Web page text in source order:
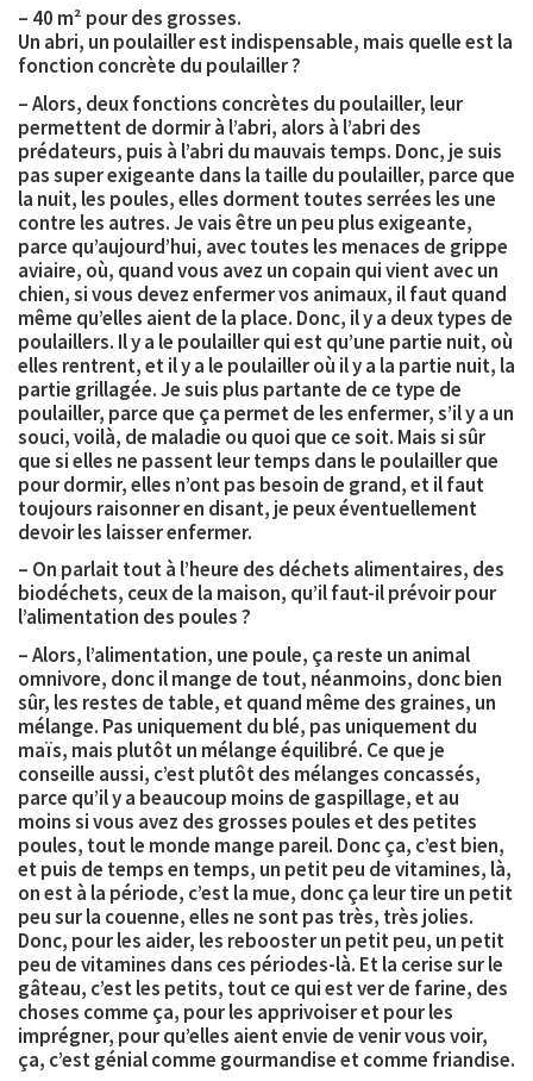
– 40 m² pour des grosses.
Un abri, un poulailler est indispensable, mais quelle est la
fonction concrète du poulailler ?
– Alors, deux fonctions concrètes du poulailler, leur
permettent de dormir à l’abri, alors à l’abri des
prédateurs, puis à l’abri du mauvais temps. Donc, je suis
pas super exigeante dans la taille du poulailler, parce que
la nuit, les poules, elles dorment toutes serrées les une
contre les autres. Je vais être un peu plus exigeante,
parce qu’aujourd’hui, avec toutes les menaces de grippe
aviaire, où, quand vous avez un copain qui vient avec un
chien, si vous devez enfermer vos animaux, il faut quand
même qu’elles aient de la place. Donc, il y a deux types de
poulaillers. Il y a le poulailler qui est qu’une partie nuit, où
elles rentrent, et il y a le poulailler où il y a la partie nuit, la
partie grillagée. Je suis plus partante de ce type de
poulailler, parce que ça permet de les enfermer, s’il y a un
souci, voilà, de maladie ou quoi que ce soit. Mais si sûr
que si elles ne passent leur temps dans le poulailler que
pour dormir, elles n’ont pas besoin de grand, et il faut
toujours raisonner en disant, je peux éventuellement
devoir les laisser enfermer.
– On parlait tout à l’heure des déchets alimentaires, des
biodéchets, ceux de la maison, qu’il faut-il prévoir pour
l’alimentation des poules ?
– Alors, l’alimentation, une poule, ça reste un animal
omnivore, donc il mange de tout, néanmoins, donc bien
sûr, les restes de table, et quand même des graines, un
mélange. Pas uniquement du blé, pas uniquement du
maïs, mais plutôt un mélange équilibré. Ce que je
conseille aussi, c’est plutôt des mélanges concassés,
parce qu’il y a beaucoup moins de gaspillage, et au
moins si vous avez des grosses poules et des petites
poules, tout le monde mange pareil. Donc ça, c’est bien,
et puis de temps en temps, un petit peu de vitamines, là,
on est à la période, c’est la mue, donc ça leur tire un petit
peu sur la couenne, elles ne sont pas très, très jolies.
Donc, pour les aider, les rebooster un petit peu, un petit
peu de vitamines dans ces périodes-là. Et la cerise sur le
gâteau, c’est les petits, tout ce qui est ver de farine, des
choses comme ça, pour les apprivoiser et pour les
imprégner, pour qu’elles aient envie de venir vous voir,
ça, c’est génial comme gourmandise et comme friandise.